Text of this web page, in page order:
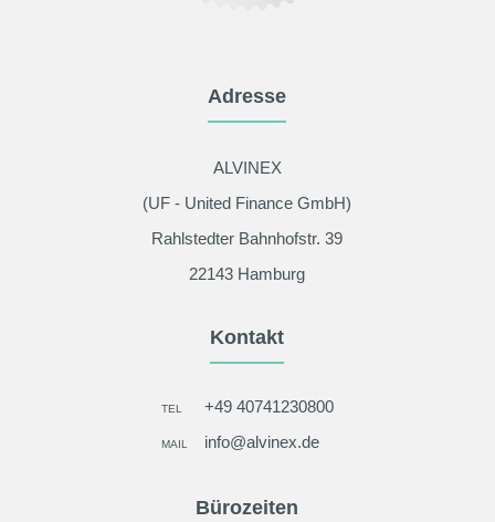
Adresse
ALVINEX
(UF - United Finance GmbH)
Rahlstedter Bahnhofstr. 39
22143 Hamburg
Kontakt
TEL +49 40741230800
MAIL info@alvinex.de
Bürozeiten